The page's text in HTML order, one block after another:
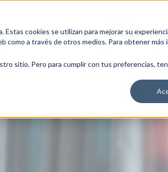
Estas cookies se utilizan para mejorar su
como a través de otros medios. Para obtener más
sitio. Pero para cumplir con tus preferencias,